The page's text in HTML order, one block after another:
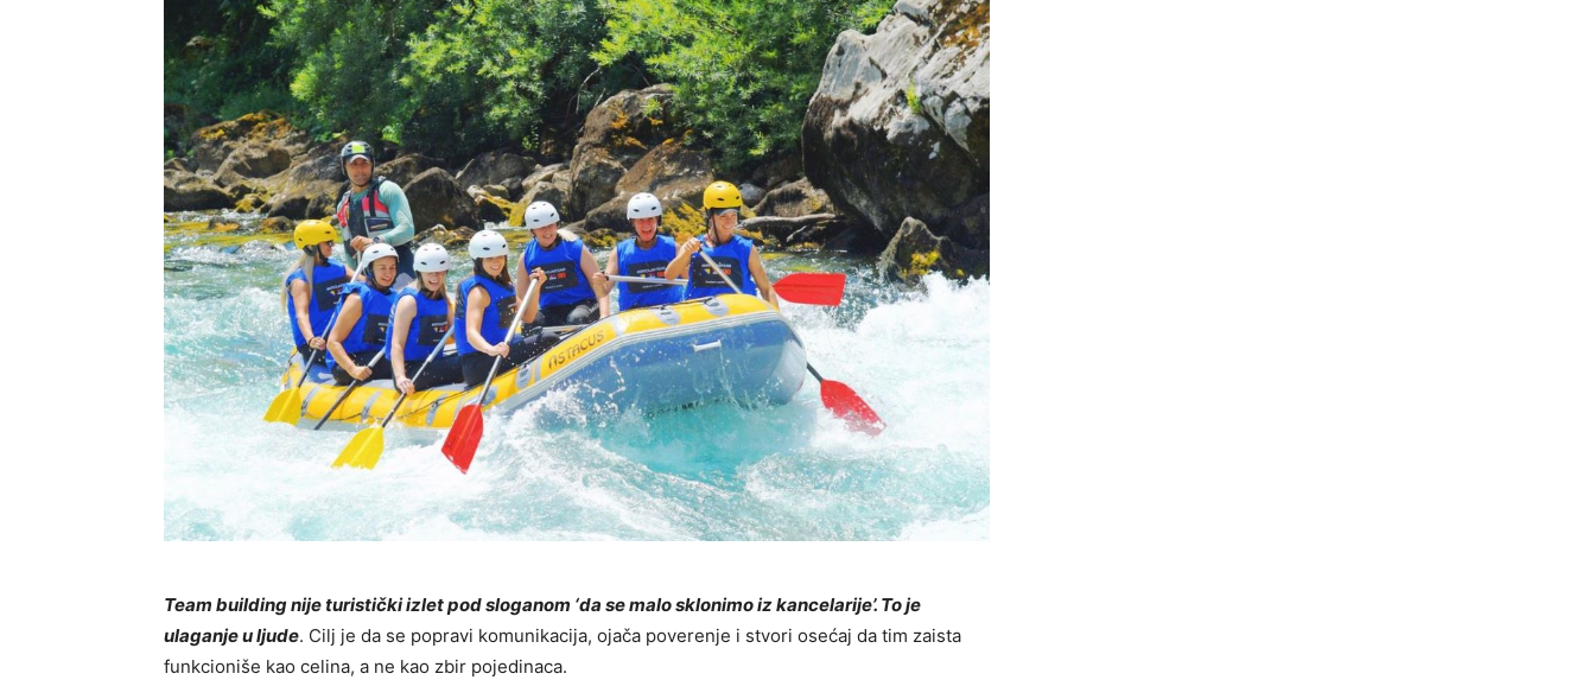
Team building nije turistički izlet pod sloganom ‘da se malo sklonimo iz kancelarije’. To je
ulaganje u ljude. Cilj je da se popravi komunikacija, ojača poverenje i stvori osećaj da tim zaista
funkcioniše kao celina, a ne kao zbir pojedinaca.